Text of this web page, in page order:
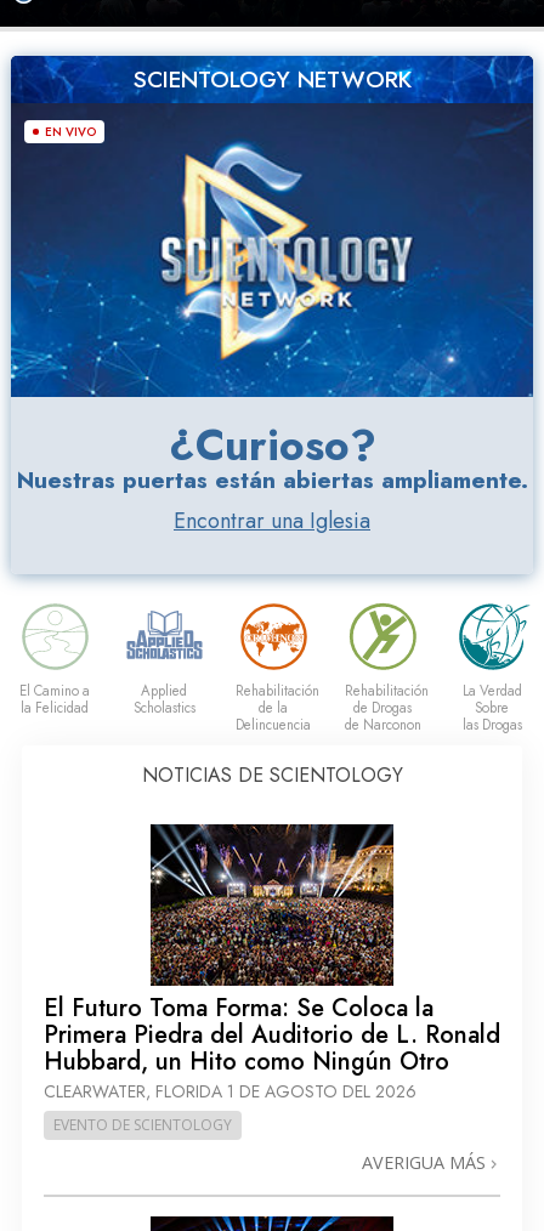
SCIENTOLOGY NETWORK
EN VIVO
¿Curioso?
Nuestras puertas están abiertas ampliamente.
Encontrar una Iglesia
El Camino a
la Felicidad
Applied
Scholastics
Rehabilitación
de la
Delincuencia
Rehabilitación
de Drogas
de Narconon
La Verdad
Sobre
las Drogas
NOTICIAS DE SCIENTOLOGY
El Futuro Toma Forma: Se Coloca la
Primera Piedra del Auditorio de L. Ronald
Hubbard, un Hito como Ningún Otro
CLEARWATER, FLORIDA 1 DE AGOSTO DEL 2026
EVENTO DE SCIENTOLOGY
AVERIGUA MÁS